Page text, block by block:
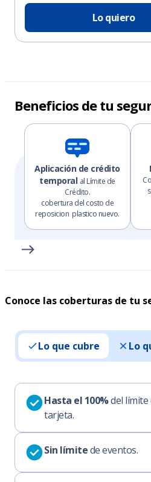
Lo quiero
Beneficios de tu
Aplicación de crédito
temporal al Límite de
Crédito.
cobertura del costo de
reposicion plastico nuevo.
Conoce las coberturas de tu
Lo que cubre Lo
Hasta el 100%del límite
tarjeta.
Sin límitede eventos.